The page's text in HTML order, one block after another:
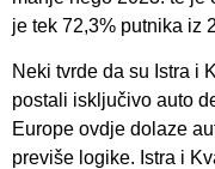
je tek 72,3% putnika iz
Neki tvrde da su Istra i
postali isključivo auto
Europe ovdje dolaze
previše logike. Istra i